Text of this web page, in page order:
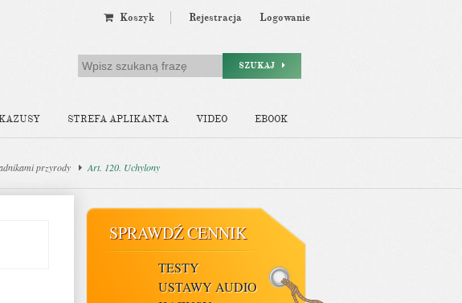
Koszyk Rejestracja Logowanie
SZUKAJ
STREFA APLIKANTA VIDEO EBOOK
przyrody Art. 120. Uchylony
SPRAWDŹ CENNIK
TESTY
USTAWY AUDIO